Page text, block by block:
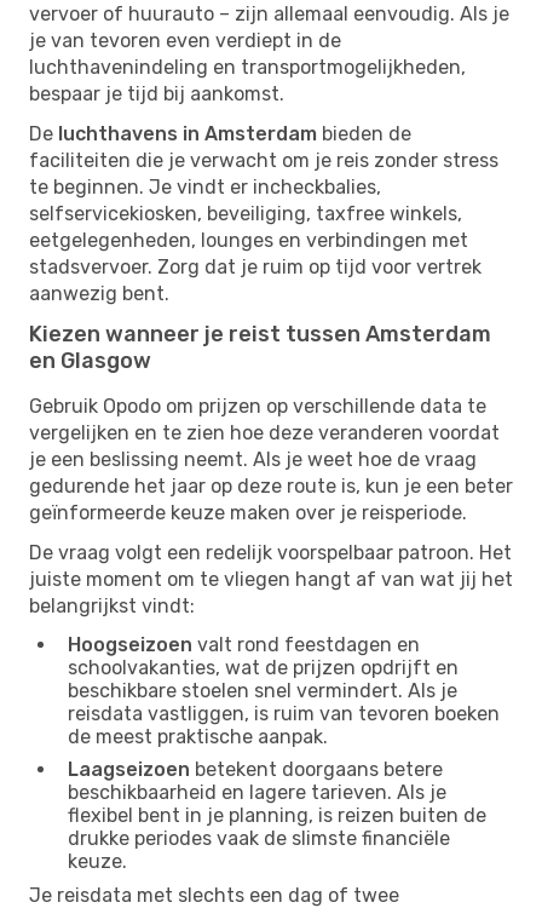
vervoer of huurauto – zijn allemaal eenvoudig. Als je
je van tevoren even verdiept in de
luchthavenindeling en transportmogelijkheden,
bespaar je tijd bij aankomst.
De luchthavens in Amsterdam bieden de
faciliteiten die je verwacht om je reis zonder stress
te beginnen. Je vindt er incheckbalies,
selfservicekiosken, beveiliging, taxfree winkels,
eetgelegenheden, lounges en verbindingen met
stadsvervoer. Zorg dat je ruim op tijd voor vertrek
aanwezig bent.
Kiezen wanneer je reist tussen Amsterdam
en Glasgow
Gebruik Opodo om prijzen op verschillende data te
vergelijken en te zien hoe deze veranderen voordat
je een beslissing neemt. Als je weet hoe de vraag
gedurende het jaar op deze route is, kun je een beter
geïnformeerde keuze maken over je reisperiode.
De vraag volgt een redelijk voorspelbaar patroon. Het
juiste moment om te vliegen hangt af van wat jij het
belangrijkst vindt:
Hoogseizoen valt rond feestdagen en
schoolvakanties, wat de prijzen opdrijft en
beschikbare stoelen snel vermindert. Als je
reisdata vastliggen, is ruim van tevoren boeken
de meest praktische aanpak.
Laagseizoen betekent doorgaans betere
beschikbaarheid en lagere tarieven. Als je
flexibel bent in je planning, is reizen buiten de
drukke periodes vaak de slimste financiële
keuze.
Je reisdata met slechts een dag of twee